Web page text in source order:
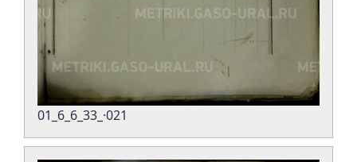
01_6_6_33_·021